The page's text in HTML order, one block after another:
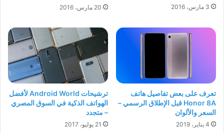
3 مارس، 2016 20 مارس، 2016
تعرف على بعض تفاصيل هاتف
Honor 8A قبل الإطلاق الرسمي –
السعر والألوان
4 يناير، 2019
ترشيحات Android World لأفضل
الهواتف الذكية في السوق المصري
– متجدد
21 يوليو، 2017